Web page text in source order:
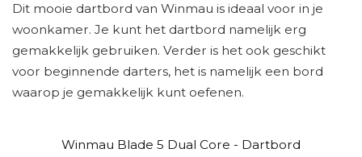
Dit mooie dartbord van Winmau is ideaal voor in je
woonkamer. Je kunt het dartbord namelijk erg
gemakkelijk gebruiken. Verder is het ook geschikt
voor beginnende darters, het is namelijk een bord
waarop je gemakkelijk kunt oefenen.
Winmau Blade 5 Dual Core - Dartbord